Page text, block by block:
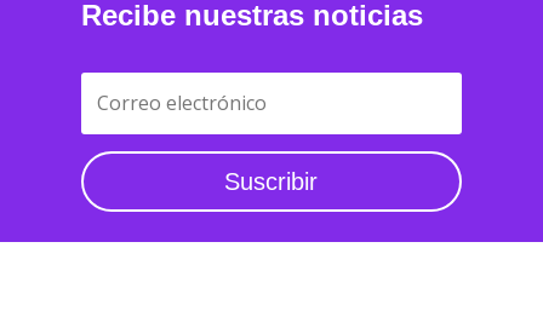
Recibe nuestras noticias
Suscribir